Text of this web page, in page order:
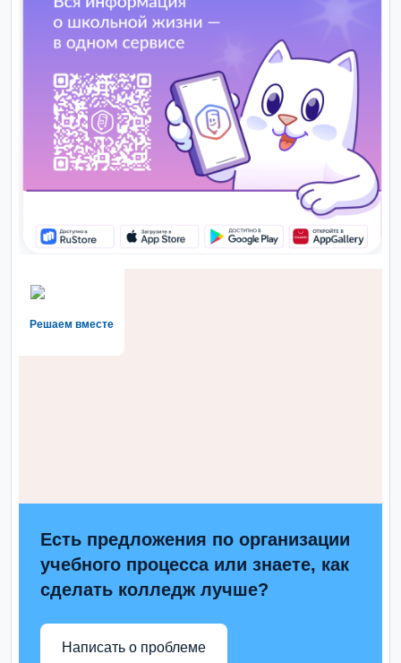
Решаем вместе
Есть предложения по организации
учебного процесса или знаете, как
сделать колледж лучше?
Написать о проблеме